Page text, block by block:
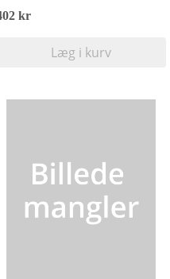
kr
Læg i kurv